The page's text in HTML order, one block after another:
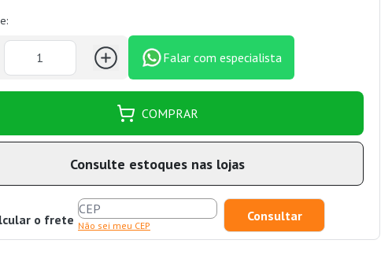
Falar com especialista
COMPRAR
Consulte estoques nas lojas
o frete Não sei meu CEP